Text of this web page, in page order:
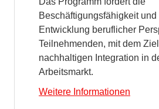
Beschäftigungsfähigkeit und
Entwicklung beruflicher
Teilnehmenden, mit dem
nachhaltigen Integration in
Arbeitsmarkt.
Weitere Informationen